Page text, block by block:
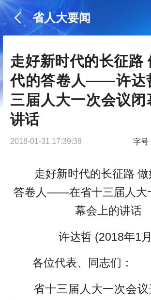
省人大要闻
走好新时代的长征路
代的答卷人——许达
三届人大一次会议闭
讲话
2018-01-31 17:39:38 字号
走好新时代的长征路 做
答卷人——在省十三届人大
幕会上的讲话
许达哲 (2018年1
各位代表、同志们：
省十三届人大一次会议